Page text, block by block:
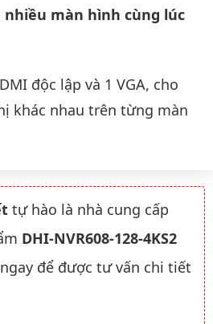
màn hình cùng lúc
độc lập và 1 VGA, cho
khác nhau trên từng màn
tự hào là nhà cung cấp
DHI-NVR608-128-4KS2
để được tư vấn chi tiết